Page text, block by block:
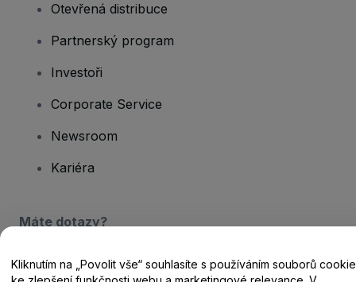
Otevřená distribuce
Partnerský program
Investoři
Corporate Service
Newsroom
Kariéra
Máte dotazy?
Centrum nápovědy / Kontakt
Kliknutím na „Povolit vše“ souhlasíte s používáním souborů cookie